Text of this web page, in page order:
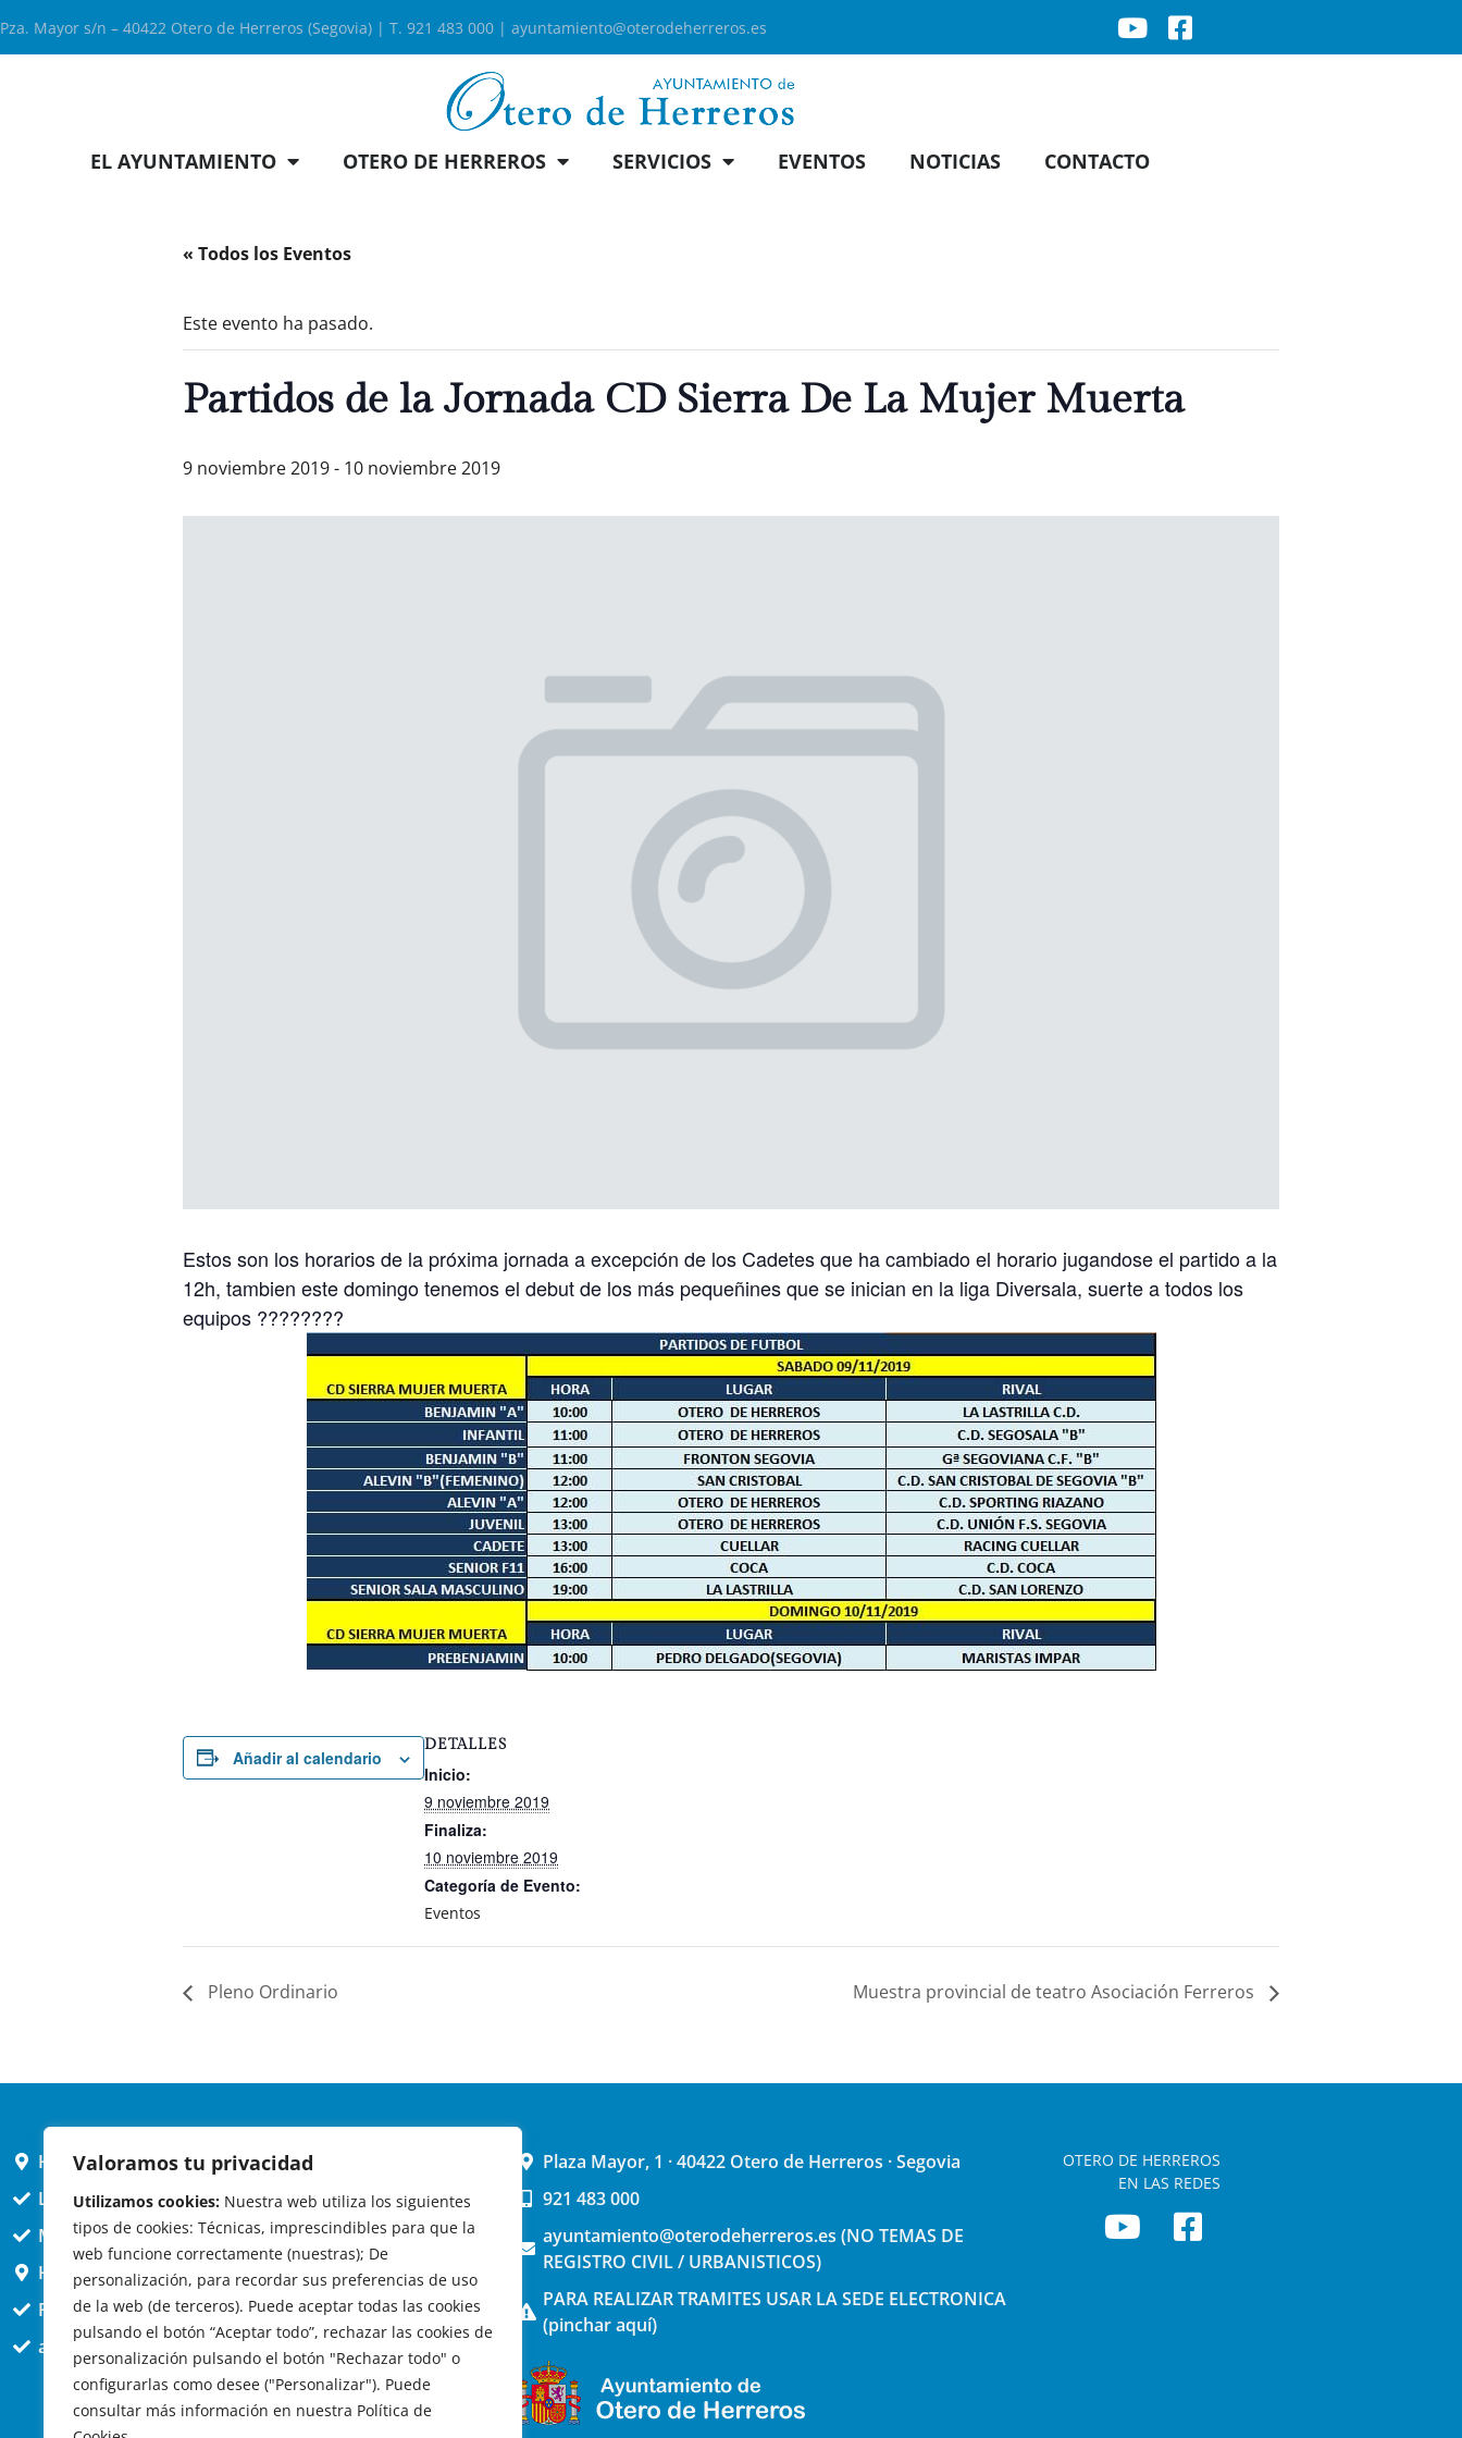
Valoramos tu privacidad
Utilizamos cookies: Nuestra web utiliza los siguientes
tipos de cookies: Técnicas, imprescindibles para que la
web funcione correctamente (nuestras); De
personalización, para recordar sus preferencias de uso
de la web (de terceros). Puede aceptar todas las cookies
pulsando el botón “Aceptar todo”, rechazar las cookies de
personalización pulsando el botón "Rechazar todo" o
configurarlas como desee ("Personalizar"). Puede
consultar más información en nuestra Política de
Pza. Mayor s/n – 40422 Otero de Herreros (Segovia) | T. 921 483 000 | ayuntamiento@oterodeherreros.es
EL AYUNTAMIENTO OTERO DE HERREROS SERVICIOS EVENTOS NOTICIAS CONTACTO
« Todos los Eventos
Este evento ha pasado.
Partidos de la Jornada CD Sierra De La Mujer Muerta
9 noviembre 2019- 10 noviembre 2019
Estos son los horarios de la próxima jornada a excepción de los Cadetes que ha cambiado el horario jugandose el partido a la
12h, tambien este domingo tenemos el debut de los más pequeñines que se inician en la liga Diversala, suerte a todos los
equipos ????????
Añadir al calendario
DETALLES
Inicio:
9 noviembre 2019
Finaliza:
10 noviembre 2019
Categoría de Evento:
Eventos
Pleno Ordinario Muestra provincial de teatro Asociación Ferreros
HORARIO AYUNTAMIENTO
L,X,J,V 9 a 14h
MARTES cerrado atención presencial
HORARIO ARQUITECTO
Presencial jueves 12h a 14:30
att. telefónica jueves 10 a 14:30h.
Plaza Mayor, 1 · 40422 Otero de Herreros · Segovia
921 483 000
ayuntamiento@oterodeherreros.es (NO TEMAS DE
REGISTRO CIVIL / URBANISTICOS)
PARA REALIZAR TRAMITES USAR LA SEDE ELECTRONICA
(pinchar aquí)
OTERO DE HERREROS
EN LAS REDES